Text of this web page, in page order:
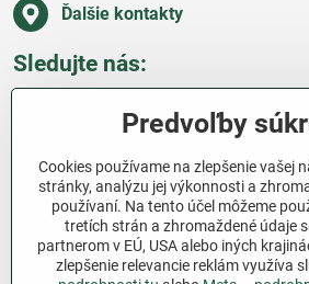
Ďalšie kontakty
Sledujte nás:
Všetko o nákupe
Ďakujeme za podporu
Sme slovenský e-shop bez
Predvoľby
Cookies používame na zlepšenie vašej
stránky, analýzu jej výkonnosti a
používaní. Na tento účel môžeme
tretích strán a zhromaždené údaje
partnerom v EÚ, USA alebo iných
zlepšenie relevancie reklám využíva